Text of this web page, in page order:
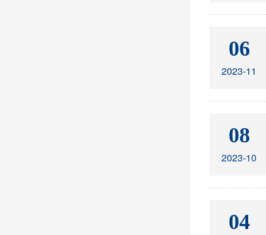
06
2023-11
08
2023-10
04